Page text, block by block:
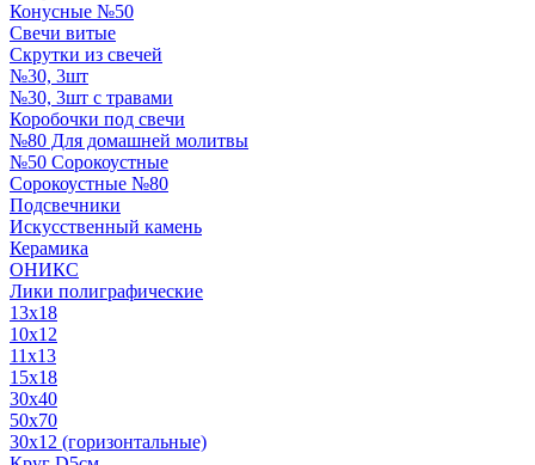
Конусные №50
Свечи витые
Скрутки из свечей
№30, 3шт
№30, 3шт с травами
Коробочки под свечи
№80 Для домашней молитвы
№50 Сорокоустные
Сорокоустные №80
Подсвечники
Искусственный камень
Керамика
ОНИКС
Лики полиграфические
13x18
10x12
11х13
15х18
30x40
50x70
30x12 (горизонтальные)